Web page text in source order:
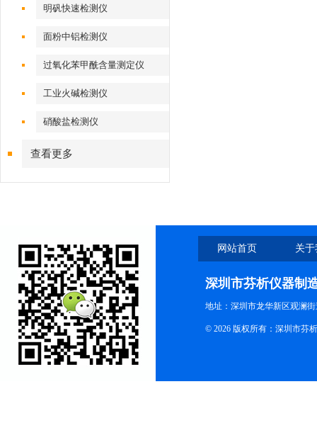
明矾快速检测仪
面粉中铝检测仪
过氧化苯甲酰含量测定仪
工业火碱检测仪
硝酸盐检测仪
查看更多
网站首页 关
深圳市芬析仪器制
地址：深圳市龙华新区观澜
© 2026 版权所有：深圳市芬